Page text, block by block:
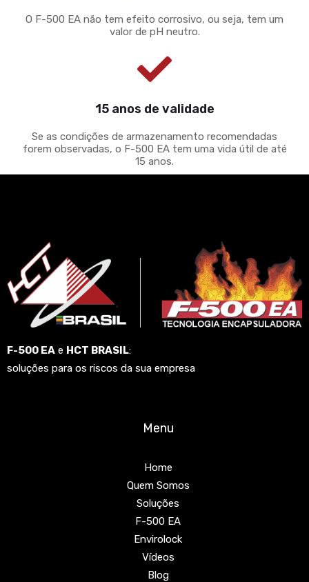
O F-500 EA não tem efeito corrosivo, ou seja, tem um
valor de pH neutro.
15 anos de validade
Se as condições de armazenamento recomendadas
forem observadas, o F-500 EA tem uma vida útil de até
15 anos.
F-500 EA e HCT BRASIL:
soluções para os riscos da sua empresa
Menu
Home
Quem Somos
Soluções
F-500 EA
Envirolock
Vídeos
Blog